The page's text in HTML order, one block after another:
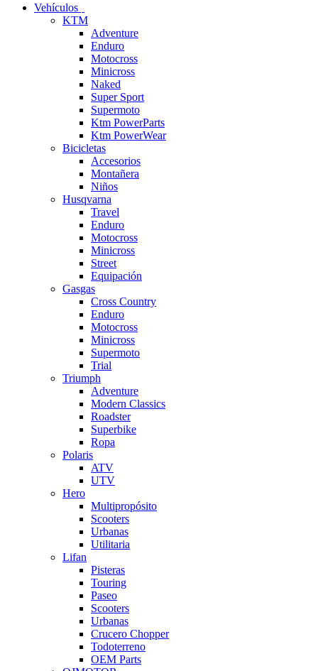
Vehículos
KTM
Adventure
Enduro
Motocross
Minicross
Naked
Super Sport
Supermoto
Ktm PowerParts
Ktm PowerWear
Bicicletas
Accesorios
Montañera
Niños
Husqvarna
Travel
Enduro
Motocross
Minicross
Street
Equipación
Gasgas
Cross Country
Enduro
Motocross
Minicross
Supermoto
Trial
Triumph
Adventure
Modern Classics
Roadster
Superbike
Ropa
Polaris
ATV
UTV
Hero
Multipropósito
Scooters
Urbanas
Utilitaria
Lifan
Pisteras
Touring
Paseo
Scooters
Urbanas
Crucero Chopper
Todoterreno
OEM Parts